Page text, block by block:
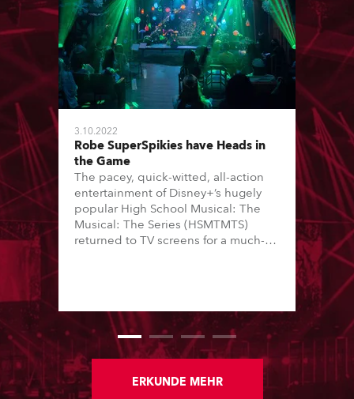
3.10.2022
Robe SuperSpikies have Heads in
the Game
The pacey, quick-witted, all-action
entertainment of Disney+’s hugely
popular High School Musical: The
Musical: The Series (HSMTMTS)
returned to TV screens for a much-
of photography (DoP).
ERKUNDE MEHR